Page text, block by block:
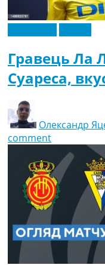
Гравець Ла
Суареса,
Олександр
comment